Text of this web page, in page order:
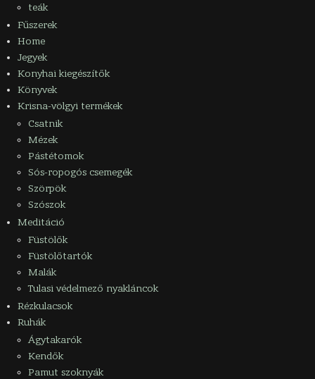
teák
Fűszerek
Home
Jegyek
Konyhai kiegészítők
Könyvek
Krisna-völgyi termékek
Csatnik
Mézek
Pástétomok
Sós-ropogós csemegék
Szörpök
Szószok
Meditáció
Füstölők
Füstölőtartók
Malák
Tulasi védelmező nyakláncok
Rézkulacsok
Ruhák
Ágytakarók
Kendők
Pamut szoknyák